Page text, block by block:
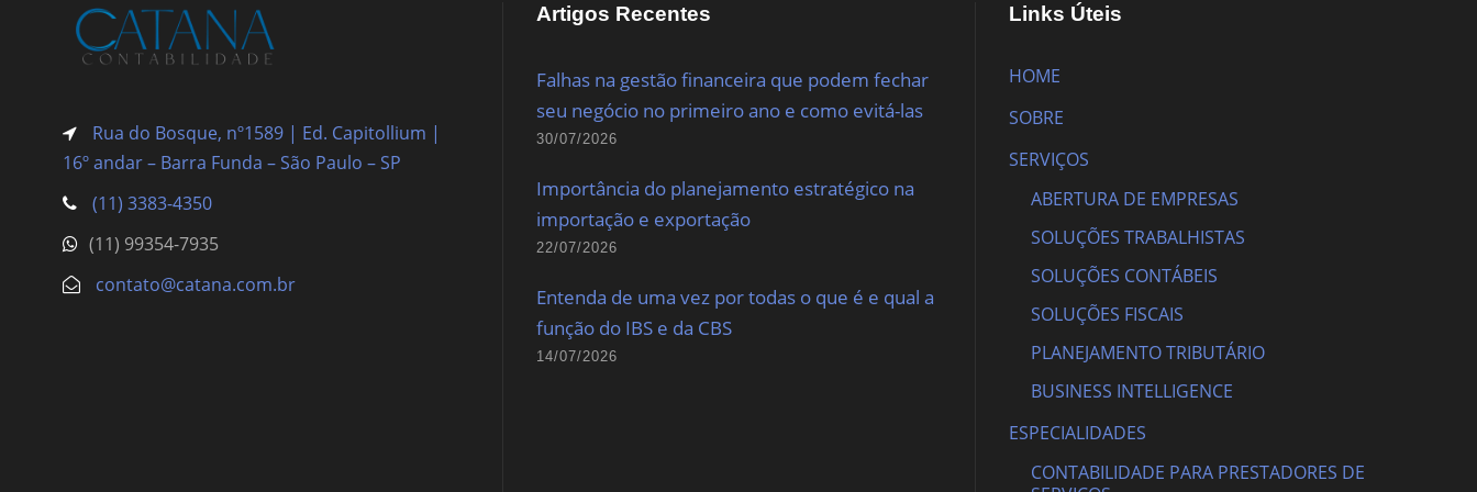
Rua do Bosque, nº1589 | Ed. Capitollium |
16º andar – Barra Funda – São Paulo – SP
(11) 3383-4350
(11) 99354-7935
contato@catana.com.br
Artigos Recentes
Falhas na gestão financeira que podem fechar
seu negócio no primeiro ano e como evitá-las
30/07/2026
Importância do planejamento estratégico na
importação e exportação
22/07/2026
Entenda de uma vez por todas o que é e qual a
função do IBS e da CBS
14/07/2026
Links Úteis
HOME
SOBRE
SERVIÇOS
ABERTURA DE EMPRESAS
SOLUÇÕES TRABALHISTAS
SOLUÇÕES CONTÁBEIS
SOLUÇÕES FISCAIS
PLANEJAMENTO TRIBUTÁRIO
BUSINESS INTELLIGENCE
ESPECIALIDADES
CONTABILIDADE PARA PRESTADORES DE